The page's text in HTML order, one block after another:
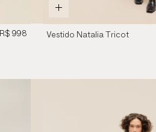
R$ 998
Vestido Natalia Tricot